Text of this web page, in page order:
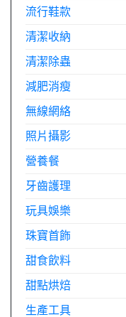
流行鞋款
清潔收納
清潔除蟲
減肥消瘦
無線網絡
照片攝影
營養餐
牙齒護理
玩具娛樂
珠寶首飾
甜食飲料
甜點烘焙
生產工具